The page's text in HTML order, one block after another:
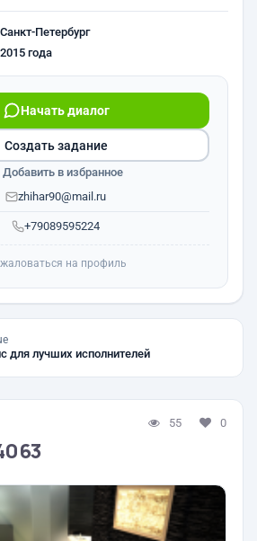
Санкт-Петербург
2015 года
+79089595224
Начать диалог
zhihar90@mail.ru
Создать задание
Добавить в избранное
на профиль
для лучших исполнителей
55 0